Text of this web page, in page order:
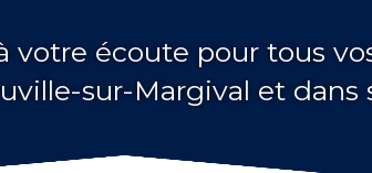
votre écoute pour tous
sur-Margival et dans